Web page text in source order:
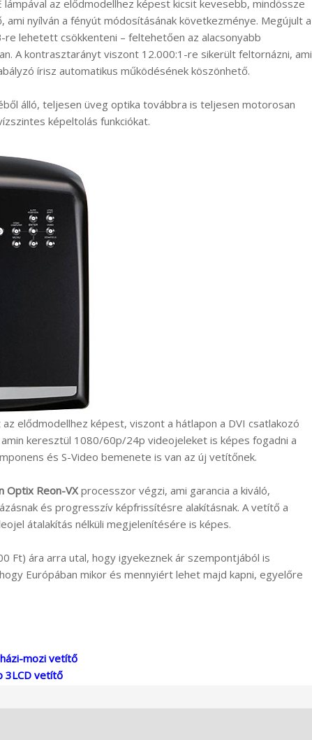
az elődmodellhez képest kicsit kevesebb, mindössze
nyílván a fényút módosításának következménye. Megújult a
lehetett csökkenteni – feltehetően az alacsonyabb
A kontrasztarányt viszont 12.000:1-re sikerült feltornázni, ami
írisz automatikus működésének köszönhető.
álló, teljesen üveg optika továbbra is teljesen motorosan
képeltolás funkciókat.
elődmodellhez képest, viszont a hátlapon a DVI csatlakozó
keresztül 1080/60p/24p videojeleket is képes fogadni a
és S-Video bemenete is van az új vetítőnek.
Optix Reon-VXprocesszor végzi, ami garancia a kiváló,
és progresszív képfrissítésre alakításnak. A vetítő a
átalakítás nélküli megjelenítésére is képes.
Ft) ára arra utal, hogy igyekeznek ár szempontjából is
Európában mikor és mennyiért lehet majd kapni, egyelőre
mozi vetítő
3LCD vetítő